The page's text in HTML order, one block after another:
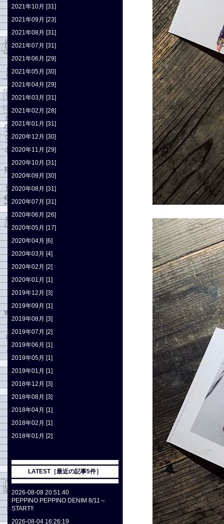
2021年10月 [31]
2021年09月 [23]
2021年08月 [31]
2021年07月 [31]
2021年06月 [29]
2021年05月 [30]
2021年04月 [29]
2021年03月 [31]
2021年02月 [28]
2021年01月 [31]
2020年12月 [30]
2020年11月 [29]
2020年10月 [31]
2020年09月 [30]
2020年08月 [31]
2020年07月 [31]
2020年06月 [26]
2020年05月 [17]
2020年04月 [6]
2020年03月 [4]
2020年02月 [2]
2020年01月 [1]
2019年12月 [3]
2019年09月 [1]
2019年08月 [3]
2019年07月 [2]
2019年06月 [1]
2019年05月 [1]
2019年01月 [1]
2018年12月 [3]
2018年08月 [3]
2018年04月 [1]
2018年02月 [1]
2018年01月 [2]
LATEST［最近の記事5件］
2026-08-08 20:51:40
PEPPINO PEPPINO DENIM 8/11～
START!!
2026-08-04 16:26:19